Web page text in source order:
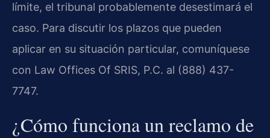
límite, el tribunal probablemente desestimará el
caso. Para discutir los plazos que pueden
aplicar en su situación particular, comuníquese
con Law Offices Of SRIS, P.C. al (888) 437-
7747.
¿Cómo funciona un reclamo de